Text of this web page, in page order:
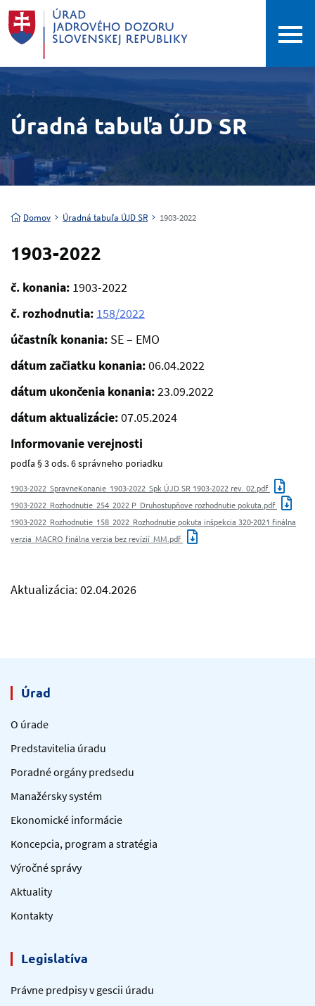
Úradná tabuľa ÚJD SR
Domov Úradná tabuľa ÚJD SR 1903-2022
1903-2022
č. konania: 1903-2022
č. rozhodnutia: 158/2022
účastník konania: SE – EMO
dátum začiatku konania:06.04.2022
dátum ukončenia konania:23.09.2022
dátum aktualizácie:07.05.2024
Informovanie verejnosti
podľa § 3 ods. 6 správneho poriadku
1903-2022_SpravneKonanie_1903-2022_Spk ÚJD SR 1903-2022 rev. 02.pdf
1903-2022_Rozhodnutie_254_2022 P_Druhostupňove rozhodnutie pokuta.pdf
1903-2022_Rozhodnutie_158_2022_Rozhodnutie pokuta inšpekcia 320-2021 finálna
verzia_MACRO finálna verzia bez revízií_MM.pdf
Aktualizácia: 02.04.2026
Úrad
O úrade
Predstavitelia úradu
Poradné orgány predsedu
Manažérsky systém
Ekonomické informácie
Koncepcia, program a stratégia
Výročné správy
Aktuality
Kontakty
Legislatíva
Právne predpisy v gescii úradu